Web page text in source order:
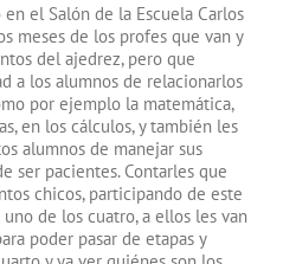
el Salón de la Escuela Carlos
meses de los profes que van y
del ajedrez, pero que
a los alumnos de relacionarlos
por ejemplo la matemática,
en los cálculos, y también les
alumnos de manejar sus
ser pacientes. Contarles que
chicos, participando de este
de los cuatro, a ellos les van
poder pasar de etapas y